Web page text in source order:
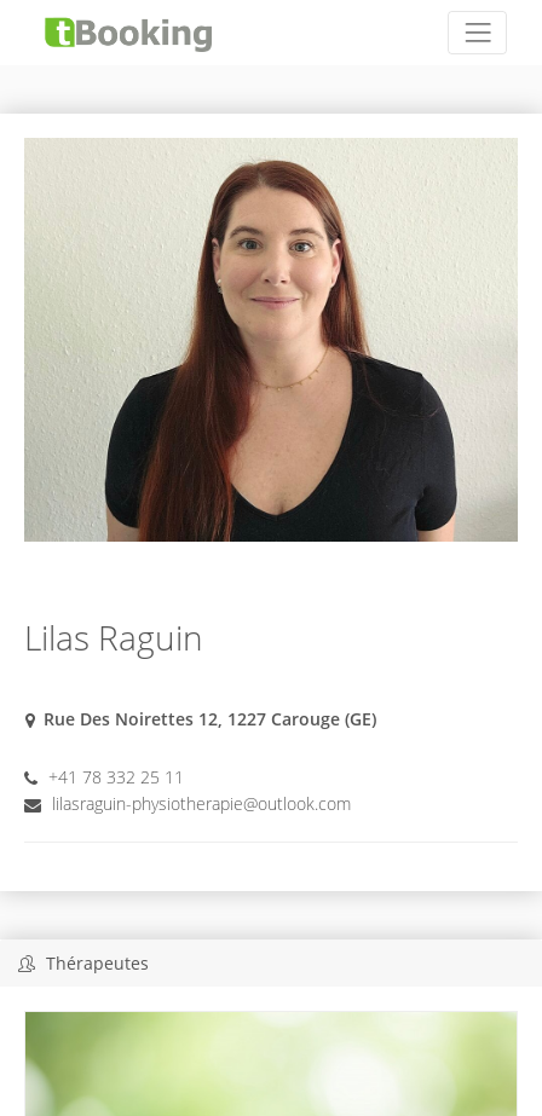
Lilas Raguin
Rue Des Noirettes 12, 1227 Carouge (GE)
+41 78 332 25 11
lilasraguin-physiotherapie@outlook.com
Thérapeutes